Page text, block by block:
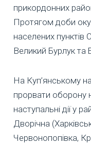
прикордонних
Протягом доби
населених пунктів
Великий Бурлук та
На Куп’янському
прорвати оборону
наступальні дії у
Дворічна
Червонопопівка,